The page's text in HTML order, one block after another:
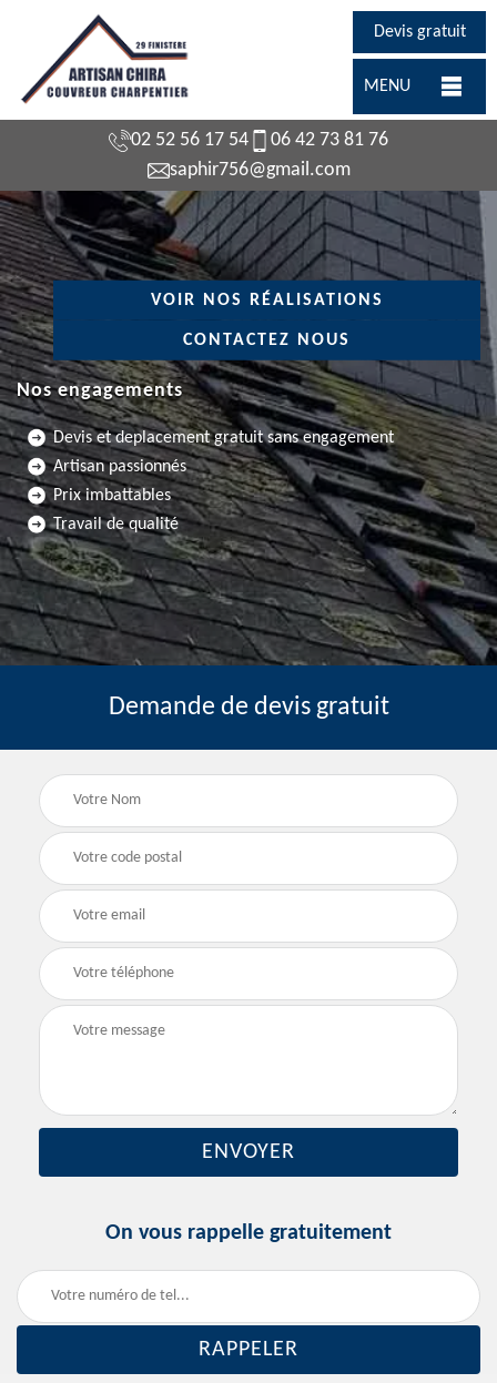
Devis gratuit
MENU
02 52 56 17 54
06 42 73 81 76
saphir756@gmail.com
VOIR NOS RÉALISATIONS
CONTACTEZ NOUS
Nos engagements
Devis et deplacement gratuit sans engagement
Artisan passionnés
Prix imbattables
Travail de qualité
Demande de devis gratuit
On vous rappelle gratuitement